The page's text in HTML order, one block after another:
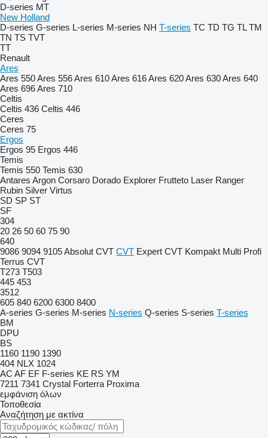
D-series MT
New Holland
D-series G-series L-series M-series NH T-series TC TD TG TL TM
TN TS TVT
TT
Renault
Ares
Ares 550Ares 556Ares 610Ares 616Ares 620Ares 630Ares 640
Ares 696Ares 710
Celtis
Celtis 436 Celtis 446
Ceres
Ceres 75
Ergos
Ergos 95 Ergos 446
Temis
Temis 550 Temis 630
Antares Argon Corsaro Dorado Explorer Frutteto Laser Ranger
Rubin Silver Virtus
SD SP ST
SF
304
20 26 50 60 75 90
640
9086 9094 9105Absolut CVT CVT Expert CVT Kompakt Multi Profi
Terrus CVT
T273 T503
445 453
3512
605 840 6200 6300 8400
A-series G-series M-series N-series Q-series S-series T-series
BM
DPU
BS
1160 1190 1390
404 NLX 1024
AC AF EF F-series KE RS YM
7211 7341 Crystal Forterra Proxima
εμφάνιση όλων
Τοποθεσία
Αναζήτηση με ακτίνα